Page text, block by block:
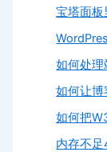
宝塔面板
如何处理
如何让博
如何把
内存不